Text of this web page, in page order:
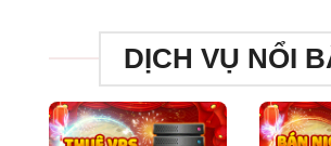
DỊCH VỤ NỔI